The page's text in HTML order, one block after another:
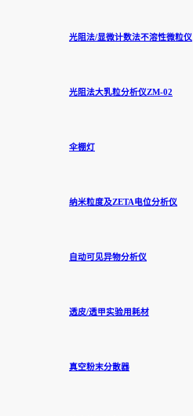
光阻法/显微计数法不溶性微粒仪
光阻法大乳粒分析仪ZM-02
伞棚灯
纳米粒度及ZETA电位分析仪
自动可见异物分析仪
透皮/透甲实验用耗材
真空粉末分散器